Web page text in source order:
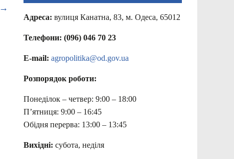
→
Адреса: вулиця Канатна, 83, м. Одеса, 65012
Телефони: (096) 046 70 23
E-mail: agropolitika@od.gov.ua
Розпорядок роботи:
Понеділок – четвер: 9:00 – 18:00
П’ятниця: 9:00 – 16:45
Обідня перерва: 13:00 – 13:45
Вихідні: субота, неділя